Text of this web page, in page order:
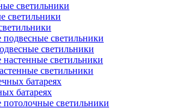
светильники
светильники
светильники
батареях